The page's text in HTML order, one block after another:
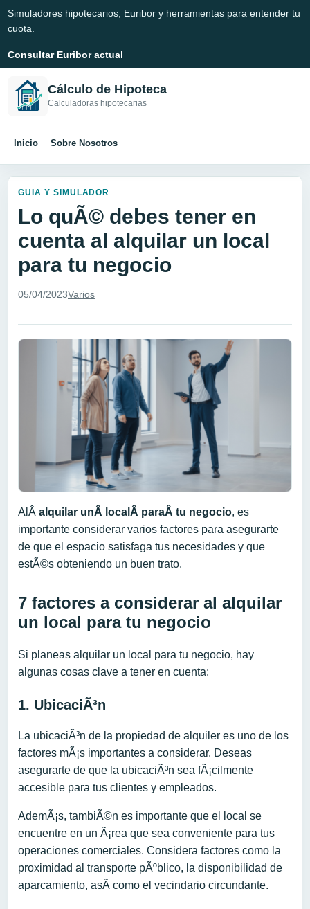
Simuladores hipotecarios, Euribor y herramientas para entender tu
cuota.
Consultar Euribor actual
Cálculo de Hipoteca
Calculadoras hipotecarias
Inicio Sobre Nosotros
GUIA Y SIMULADOR
Lo quÃ© debes tener en
cuenta al alquilar un local
para tu negocio
05/04/2023Varios
AlÂ alquilar unÂ local Â paraÂ tu negocio, es
importante considerar varios factores para asegurarte
de que el espacio satisfaga tus necesidades y que
estÃ©s obteniendo un buen trato.
7 factores a considerar al alquilar
un local para tu negocio
Si planeas alquilar un local para tu negocio, hay
algunas cosas clave a tener en cuenta:
1. UbicaciÃ³n
La ubicaciÃ³n de la propiedad de alquiler es uno de los
factores mÃ¡s importantes a considerar. Deseas
asegurarte de que la ubicaciÃ³n sea fÃ¡cilmente
accesible para tus clientes y empleados.
AdemÃ¡s, tambiÃ©n es importante que el local se
encuentre en un Ã¡rea que sea conveniente para tus
operaciones comerciales. Considera factores como la
proximidad al transporte pÃºblico, la disponibilidad de
aparcamiento, asÃ­ como el vecindario circundante.